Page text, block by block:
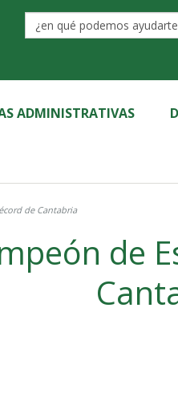
ADMINISTRATIVAS
de Cantabria
de